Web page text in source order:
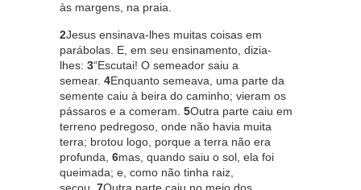
às margens, na praia.
2Jesus ensinava-lhes muitas coisas em
parábolas. E, em seu ensinamento, dizia-
lhes: 3“Escutai! O semeador saiu a
semear. 4Enquanto semeava, uma parte da
semente caiu à beira do caminho; vieram os
pássaros e a comeram. 5Outra parte caiu em
terreno pedregoso, onde não havia muita
terra; brotou logo, porque a terra não era
profunda, 6mas, quando saiu o sol, ela foi
queimada; e, como não tinha raiz,